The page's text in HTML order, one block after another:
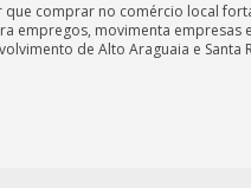
que comprar no comércio local
empregos, movimenta empresas
de Alto Araguaia e Santa